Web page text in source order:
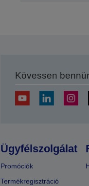
Kövessen
Ügyfélszolgálat
Promóciók
Termékregisztráció